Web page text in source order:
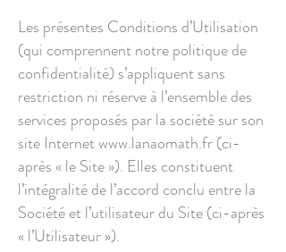
Les présentes Conditions d’Utilisation
(qui comprennent notre politique de
confidentialité) s’appliquent sans
restriction ni réserve à l’ensemble des
services proposés par la société sur son
site Internetwww.lanaomath.fr(ci-
après « le Site »). Elles constituent
l’intégralité de l’accord conclu entre la
Société et l’utilisateur du Site (ci-après
« l’Utilisateur »).